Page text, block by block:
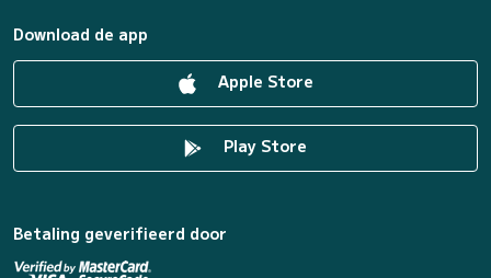
Download de app
Apple Store
Play Store
Betaling geverifieerd door